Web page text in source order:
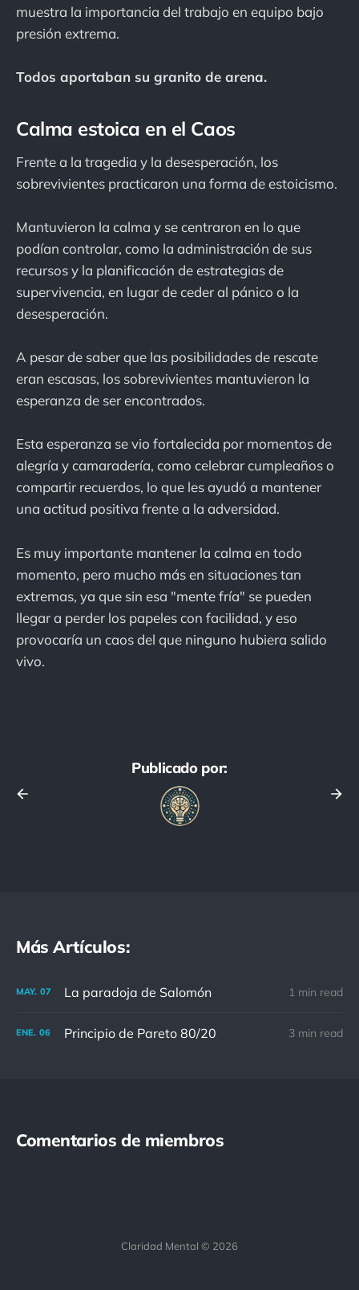
muestra la importancia del trabajo en equipo bajo
presión extrema.
Todos aportaban su granito de arena.
Calma estoica en el Caos
Frente a la tragedia y la desesperación, los
sobrevivientes practicaron una forma de estoicismo.
Mantuvieron la calma y se centraron en lo que
podían controlar, como la administración de sus
recursos y la planificación de estrategias de
supervivencia, en lugar de ceder al pánico o la
desesperación.
A pesar de saber que las posibilidades de rescate
eran escasas, los sobrevivientes mantuvieron la
esperanza de ser encontrados.
Esta esperanza se vio fortalecida por momentos de
alegría y camaradería, como celebrar cumpleaños o
compartir recuerdos, lo que les ayudó a mantener
una actitud positiva frente a la adversidad.
Es muy importante mantener la calma en todo
momento, pero mucho más en situaciones tan
extremas, ya que sin esa "mente fría" se pueden
llegar a perder los papeles con facilidad, y eso
provocaría un caos del que ninguno hubiera salido
vivo.
Publicado por:
Más Artículos:
MAY. 07 La paradoja de Salomón 1 min read
ENE. 06 Principio de Pareto 80/20 3 min read
Comentarios de miembros
Claridad Mental © 2026